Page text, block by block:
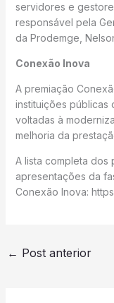
servidores e
responsável pela
da Prodemge,
Conexão Inova
A premiação
instituições públicas
voltadas à
melhoria da
A lista completa dos
apresentações da
Conexão Inova:
← Post anterior